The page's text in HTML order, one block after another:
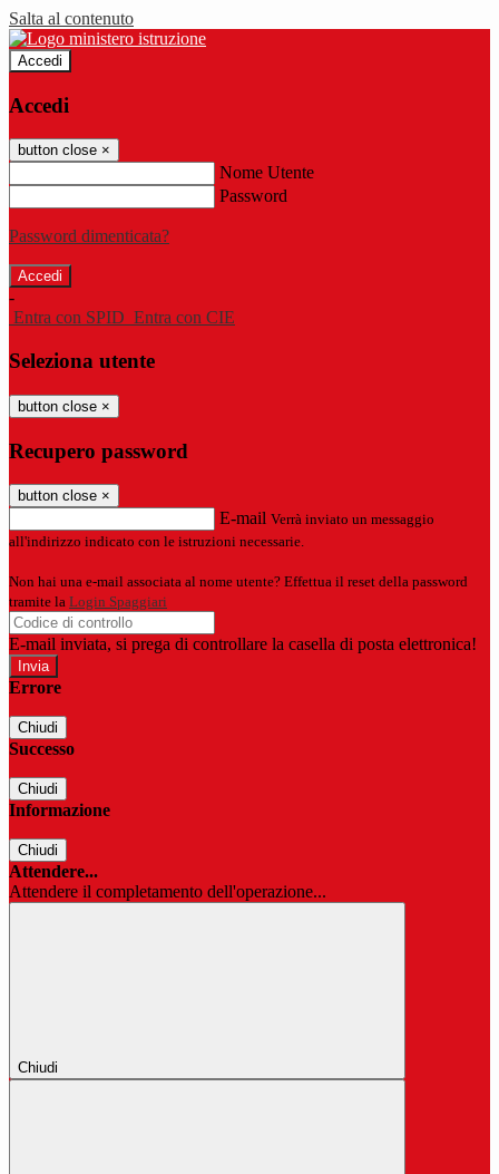
Salta al contenuto
Accedi
Accedi
button close ×
Nome Utente
Password
Password dimenticata?
-
Entra con SPID Entra con CIE
Seleziona utente
button close ×
Recupero password
button close ×
E-mail Verrà inviato un messaggio
all'indirizzo indicato con le istruzioni necessarie.
Non hai una e-mail associata al nome utente? Effettua il reset della password
tramite la Login Spaggiari
E-mail inviata, si prega di controllare la casella di posta elettronica!
Errore
Chiudi
Successo
Chiudi
Informazione
Chiudi
Attendere...
Attendere il completamento dell'operazione...
Chiudi